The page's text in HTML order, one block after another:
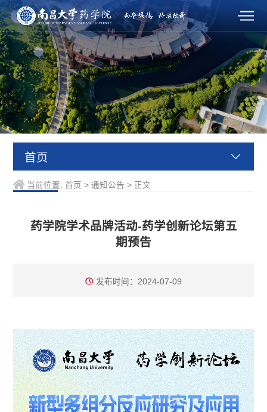
首页
当前位置: 首页 > 通知公告 > 正文
药学院学术品牌活动-药学创新论坛第五
期预告
发布时间：2024-07-09